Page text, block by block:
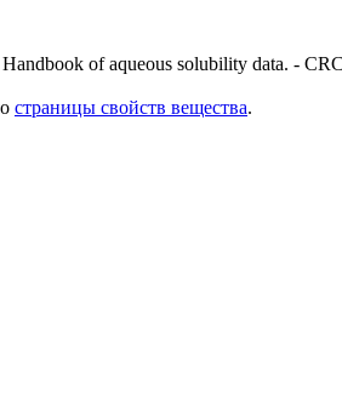
of aqueous solubility data. -
страницы свойств вещества.